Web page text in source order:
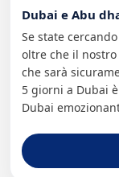
Dubai e Abu
Se state
oltre che il
che sarà
5 giorni a Dubai
Dubai